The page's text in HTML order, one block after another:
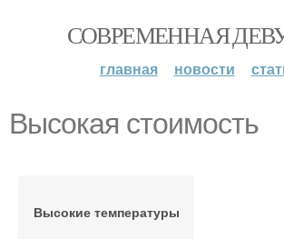
СОВРЕМЕННАЯ
главная новости
Высокая стоимость
Высокие температуры